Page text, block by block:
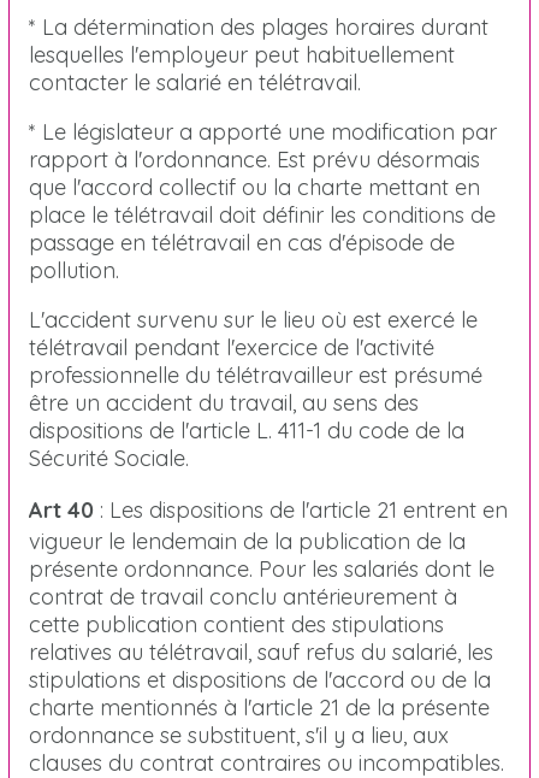
* La détermination des plages horaires durant
lesquelles l'employeur peut habituellement
contacter le salarié en télétravail.
* Le législateur a apporté une modification par
rapport à l'ordonnance. Est prévu désormais
que l'accord collectif ou la charte mettant en
place le télétravail doit définir les conditions de
passage en télétravail en cas d'épisode de
pollution.
L'accident survenu sur le lieu où est exercé le
télétravail pendant l'exercice de l'activité
professionnelle du télétravailleur est présumé
être un accident du travail, au sens des
dispositions de l'article L. 411-1 du code de la
Sécurité Sociale.
Art 40 : Les dispositions de l'article 21 entrent en
vigueur le lendemain de la publication de la
présente ordonnance. Pour les salariés dont le
contrat de travail conclu antérieurement à
cette publication contient des stipulations
relatives au télétravail, sauf refus du salarié, les
stipulations et dispositions de l'accord ou de la
charte mentionnés à l'article 21 de la présente
ordonnance se substituent, s'il y a lieu, aux
clauses du contrat contraires ou incompatibles.